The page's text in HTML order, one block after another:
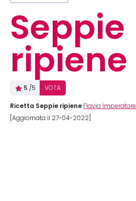
Seppie
ripiene
5 /5 VOTA
Ricetta Seppie ripiene Flavia Imperatore
[Aggiornata il 27-04-2022]